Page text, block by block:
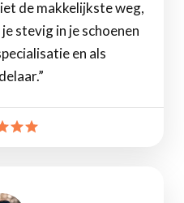
de makkelijkste weg,
stevig in je schoenen
en als